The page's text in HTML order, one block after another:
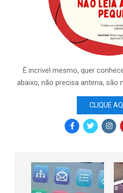
É incrivel mesmo, quer
abaixo, não precisa antena, são
CLIQUE